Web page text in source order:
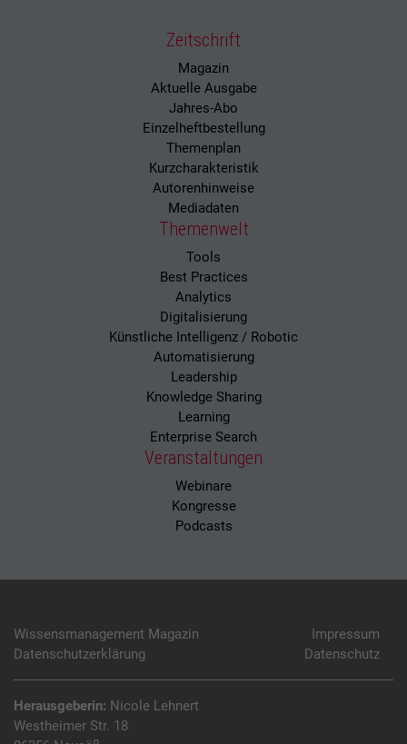
Zeitschrift
Magazin
Aktuelle Ausgabe
Jahres-Abo
Einzelheftbestellung
Themenplan
Kurzcharakteristik
Autorenhinweise
Mediadaten
Themenwelt
Tools
Best Practices
Analytics
Digitalisierung
Künstliche Intelligenz / Robotic
Automatisierung
Leadership
Knowledge Sharing
Learning
Enterprise Search
Veranstaltungen
Webinare
Kongresse
Podcasts
Wissensmanagement Magazin
Impressum
Datenschutzerklärung
Datenschutz
Herausgeberin: Nicole Lehnert
Westheimer Str. 18